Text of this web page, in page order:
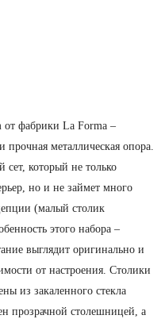
фабрики La Forma –
металлическая опора.
который не только
но и не займет много
(малый столик
этого набора –
выглядит оригинально и
от настроения. Столики
из закаленного стекла
прозрачной столешницей, а